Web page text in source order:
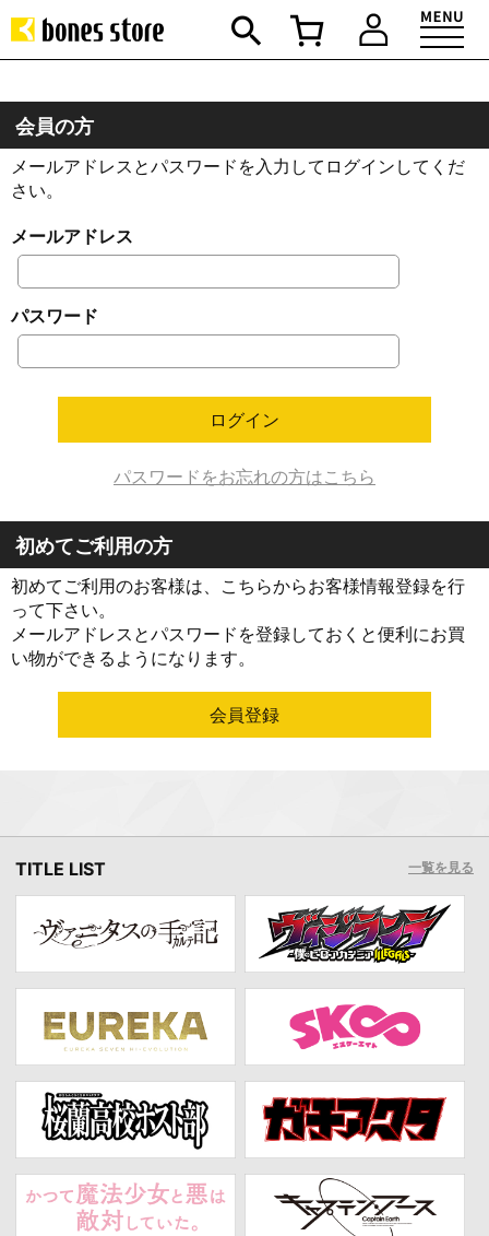
会員の方
メールアドレスとパスワードを入力してログインしてくだ
さい。
メールアドレス
パスワード
パスワードをお忘れの方はこちら
初めてご利用の方
初めてご利用のお客様は、こちらからお客様情報登録を行
って下さい。
メールアドレスとパスワードを登録しておくと便利にお買
い物ができるようになります。
TITLE LIST 一覧を見る